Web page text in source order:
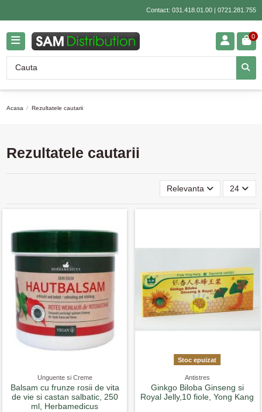
Contact: 031.418.01.00| 0721.281.755
0
Acasa Rezultatele cautarii
Rezultatele cautarii
Relevanta 24
Unguente si Creme
Balsam cu frunze rosii de vita
de vie si castan salbatic, 250
ml, Herbamedicus
Stoc epuizat
Antistres
Ginkgo Biloba Ginseng si
Royal Jelly,10 fiole, Yong Kang